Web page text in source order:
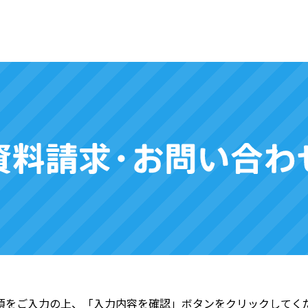
をご入力の上、「入力内容を確認」ボタンをクリックしてく